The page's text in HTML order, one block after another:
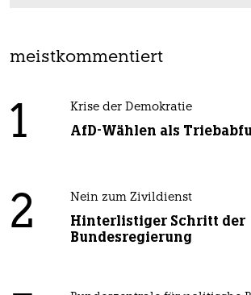
meistkommentiert
1 Krise der Demokratie
AfD-Wählen als
2 Nein zum Zivildienst
Hinterlistiger Schritt der
Bundesregierung